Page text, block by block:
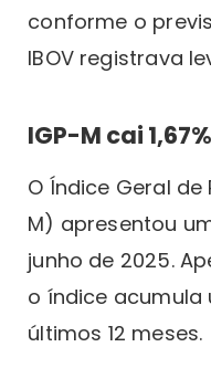
conforme o
IBOV registrava
IGP-M cai
O Índice Geral de
M) apresentou
junho de 2025.
o índice acumula
últimos 12 meses.